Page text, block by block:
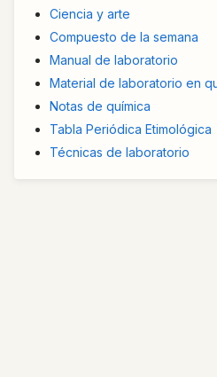
Ciencia y arte
Compuesto de la semana
Manual de laboratorio
Material de laboratorio en
Notas de química
Tabla Periódica Etimológica
Técnicas de laboratorio